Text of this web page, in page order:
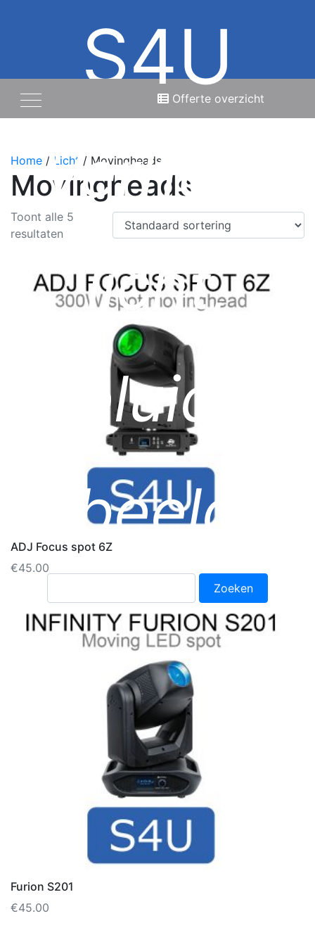
S4U
Verhuur
licht,
geluid &
beeld
naar:
Offerte overzicht
Home / Licht / Movingheads
Movingheads
Toont alle 5
resultaten
ADJ Focus spot 6Z
€45.00
Furion S201
€45.00